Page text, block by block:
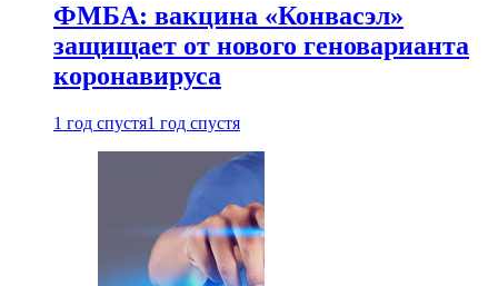
ФМБА: вакцина «Конвасэл»
защищает от нового геноварианта
коронавируса
1 год спустя1 год спустя